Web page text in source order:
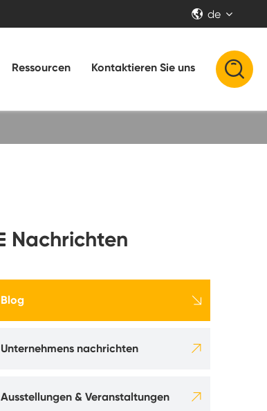
 de
Ressourcen Kontaktieren Sie uns 
Nachrichten
Blog 
Unternehmens nachrichten 
Ausstellungen & Veranstaltungen 